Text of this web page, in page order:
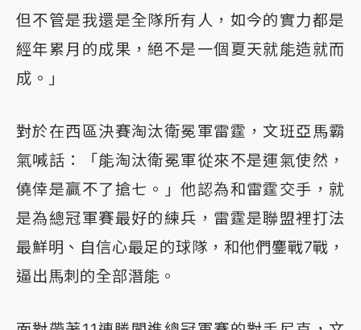
但不管是我還是全隊所有人，如今的實力都是
經年累月的成果，絕不是一個夏天就能造就而
成。」
對於在西區決賽淘汰衛冕軍雷霆，文班亞馬霸
氣喊話：「能淘汰衛冕軍從來不是運氣使然，
僥倖是贏不了搶七。」他認為和雷霆交手，就
是為總冠軍賽最好的練兵，雷霆是聯盟裡打法
最鮮明、自信心最足的球隊，和他們鏖戰7戰，
逼出馬刺的全部潛能。